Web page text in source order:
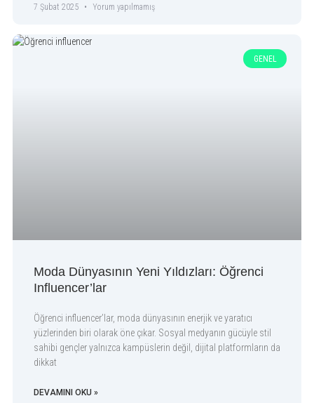
7 Şubat 2025 Yorum yapılmamış
GENEL
Moda Dünyasının Yeni Yıldızları: Öğrenci
Influencer’lar
Öğrenci influencer’lar, moda dünyasının enerjik ve yaratıcı
yüzlerinden biri olarak öne çıkar. Sosyal medyanın gücüyle stil
sahibi gençler yalnızca kampüslerin değil, dijital platformların da
dikkat
DEVAMINI OKU »